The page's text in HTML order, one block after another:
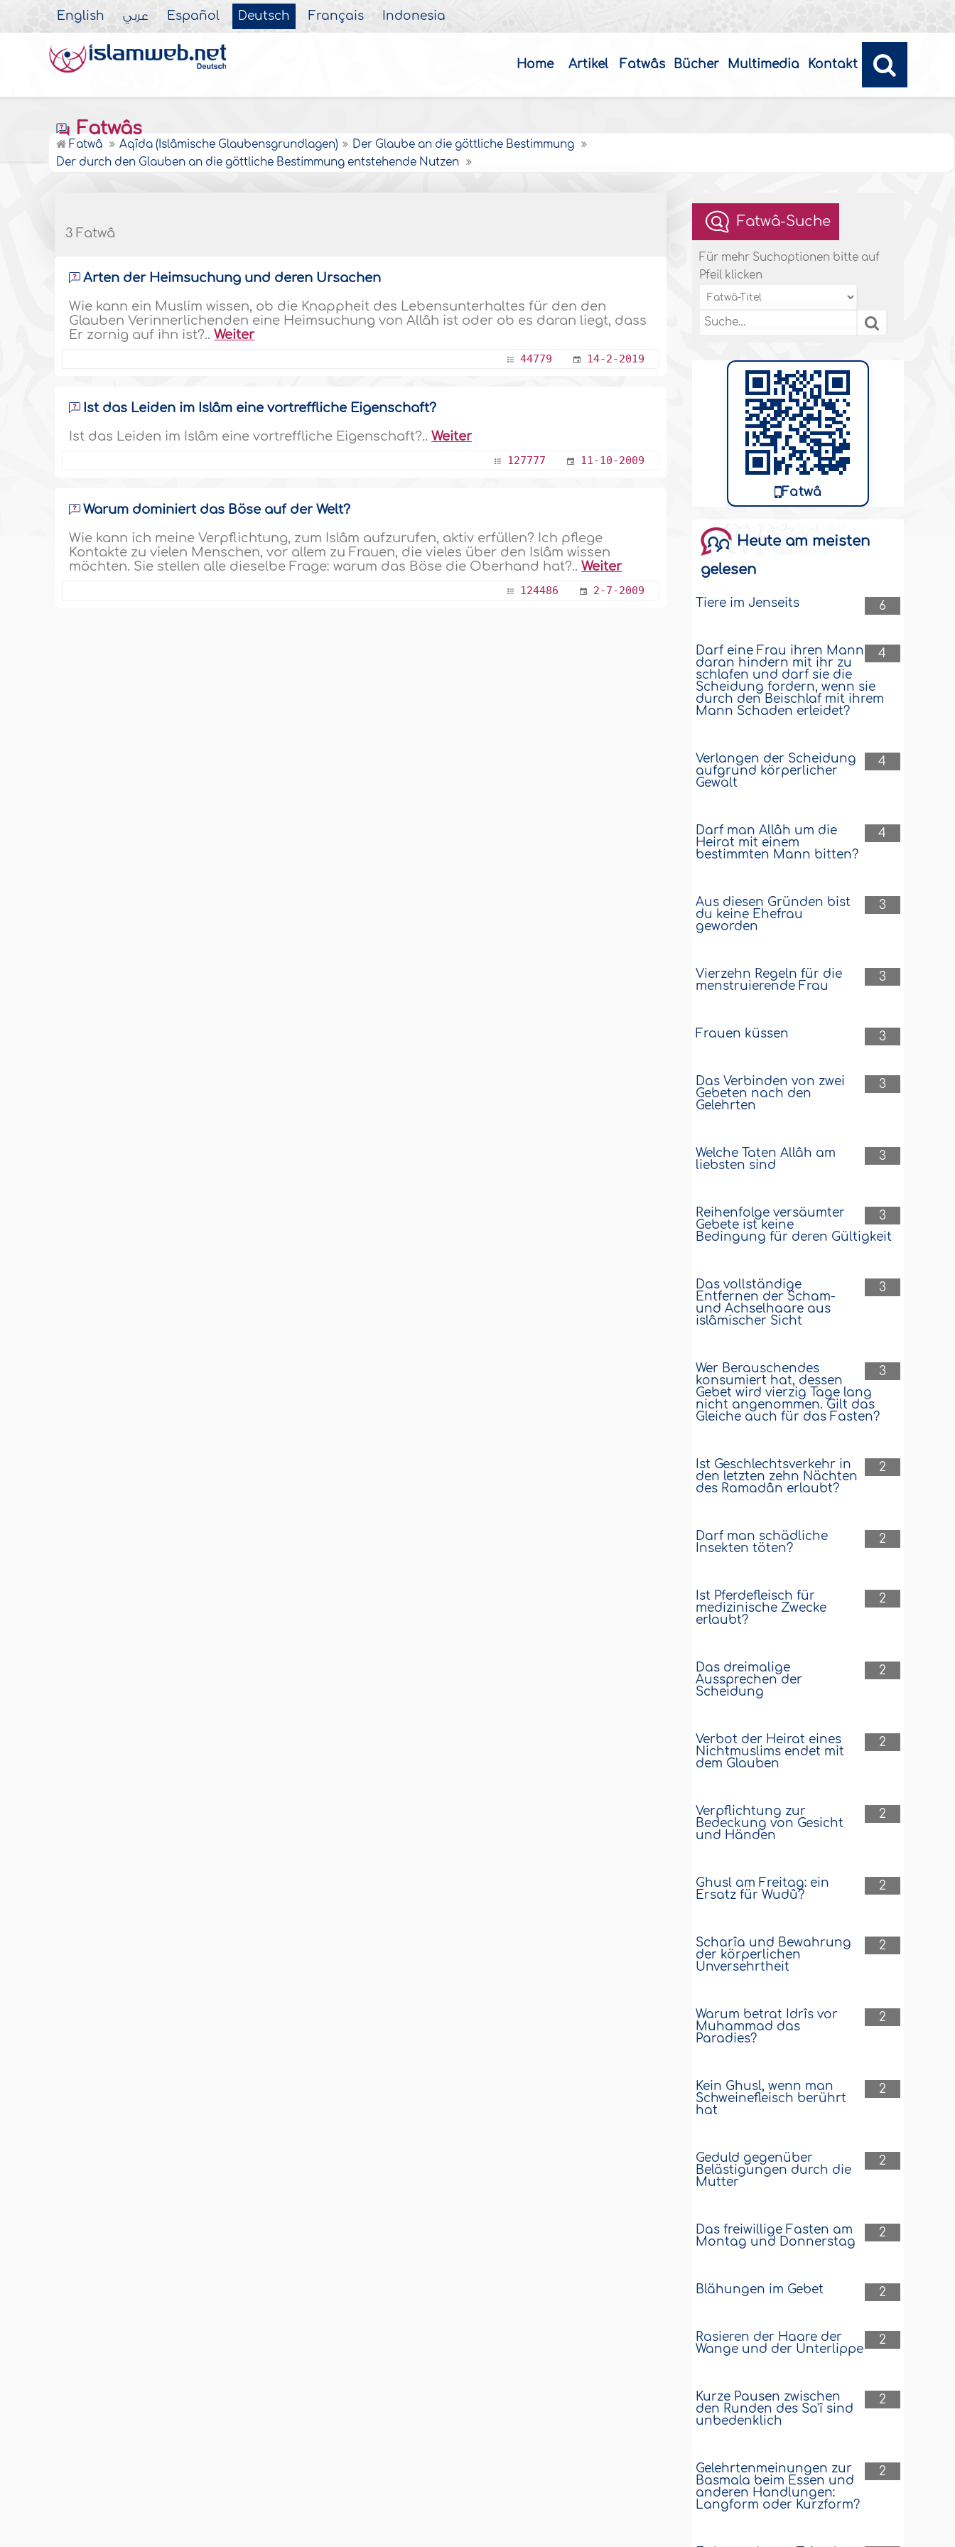
English عربي Español Deutsch Français Indonesia
Home Artikel Fatwâs Bücher Multimedia Kontakt
Fatwâs
Fatwâ Aqîda (Islâmische Glaubensgrundlagen)
Der Glaube an die göttliche Bestimmung
Der durch den Glauben an die göttliche Bestimmung entstehende Nutzen
3 Fatwâ
Arten der Heimsuchung und deren Ursachen
Wie kann ein Muslim wissen, ob die Knappheit des Lebensunterhaltes für den den
Glauben Verinnerlichenden eine Heimsuchung von Allâh ist oder ob es daran liegt, dass
Er zornig auf ihn ist?..Weiter
44779 14-2-2019
Ist das Leiden im Islâm eine vortreffliche Eigenschaft?
Ist das Leiden im Islâm eine vortreffliche Eigenschaft?..Weiter
127777 11-10-2009
Warum dominiert das Böse auf der Welt?
Wie kann ich meine Verpflichtung, zum Islâm aufzurufen, aktiv erfüllen? Ich pflege
Kontakte zu vielen Menschen, vor allem zu Frauen, die vieles über den Islâm wissen
möchten. Sie stellen alle dieselbe Frage: warum das Böse die Oberhand hat?..Weiter
124486 2-7-2009
Fatwâ-Suche
Für mehr Suchoptionen bitte auf
Pfeil klicken
Fatwâ
Heute am meisten
gelesen
6
Tiere im Jenseits
4
Darf eine Frau ihren Mann
daran hindern mit ihr zu
schlafen und darf sie die
Scheidung fordern, wenn sie
durch den Beischlaf mit ihrem
Mann Schaden erleidet?
4
Verlangen der Scheidung
aufgrund körperlicher
Gewalt
4
Darf man Allâh um die
Heirat mit einem
bestimmten Mann bitten?
3
Aus diesen Gründen bist
du keine Ehefrau
geworden
3
Vierzehn Regeln für die
menstruierende Frau
3
Frauen küssen
3
Das Verbinden von zwei
Gebeten nach den
Gelehrten
3
Welche Taten Allâh am
liebsten sind
3
Reihenfolge versäumter
Gebete ist keine
Bedingung für deren Gültigkeit
3
Das vollständige
Entfernen der Scham-
und Achselhaare aus
islâmischer Sicht
3
Wer Berauschendes
konsumiert hat, dessen
Gebet wird vierzig Tage lang
nicht angenommen. Gilt das
Gleiche auch für das Fasten?
2
Ist Geschlechtsverkehr in
den letzten zehn Nächten
des Ramadân erlaubt?
2
Darf man schädliche
Insekten töten?
2
Ist Pferdefleisch für
medizinische Zwecke
erlaubt?
2
Das dreimalige
Aussprechen der
Scheidung
2
Verbot der Heirat eines
Nichtmuslims endet mit
dem Glauben
2
Verpflichtung zur
Bedeckung von Gesicht
und Händen
2
Ghusl am Freitag: ein
Ersatz für Wudû?
2
Scharîa und Bewahrung
der körperlichen
Unversehrtheit
2
Warum betrat Idrîs vor
Muhammad das
Paradies?
2
Kein Ghusl, wenn man
Schweinefleisch berührt
hat
2
Geduld gegenüber
Belästigungen durch die
Mutter
2
Das freiwillige Fasten am
Montag und Donnerstag
2
Blähungen im Gebet
2
Rasieren der Haare der
Wange und der Unterlippe
2
Kurze Pausen zwischen
den Runden des Sa'î sind
unbedenklich
2
Gelehrtenmeinungen zur
Basmala beim Essen und
anderen Handlungen:
Langform oder Kurzform?